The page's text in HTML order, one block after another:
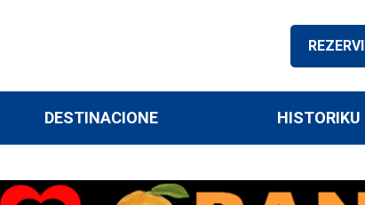
DESTINACIONE HISTORIKU